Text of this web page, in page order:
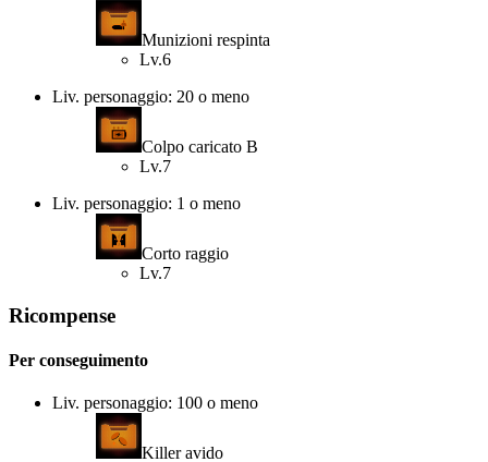
Munizioni respinta
Lv.6
Liv. personaggio: 20 o meno
Colpo caricato B
Lv.7
Liv. personaggio: 1 o meno
Corto raggio
Lv.7
Ricompense
Per conseguimento
Liv. personaggio: 100 o meno
Killer avido